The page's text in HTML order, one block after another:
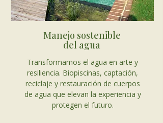
Manejo sostenible
del agua
Transformamos el agua en arte y
resiliencia. Biopiscinas, captación,
reciclaje y restauración de cuerpos
de agua que elevan la experiencia y
protegen el futuro.